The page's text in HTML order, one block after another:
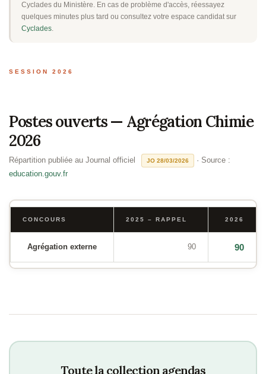
Cyclades du Ministère. En cas de problème d'accès, réessayez
quelques minutes plus tard ou consultez votre espace candidat sur
Cyclades.
SESSION 2026
Postes ouverts — Agrégation Chimie
2026
Répartition publiée au Journal officiel JO 28/03/2026
· Source :
education.gouv.fr
CONCOURS 2025 – RAPPEL 2026
Agrégation externe 90 90
Toute la collection agendas